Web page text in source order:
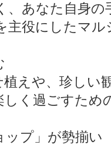
、あなた自身の
主役にしたマル
えや、珍しい
しく過ごすため
ップ」が勢揃い